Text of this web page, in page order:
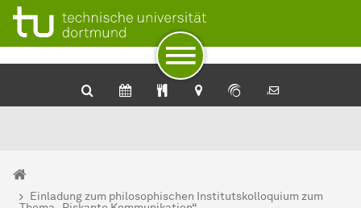
Zum Navigationspfad
Zur Navigation
Zum Schnellzugriff
Zum Fuß der Seite mit weiteren Services
Zum Inhalt
Zur Startseite
Sie sind hier:
Startseite
Einladung zum philosophischen Institutskolloquium zum